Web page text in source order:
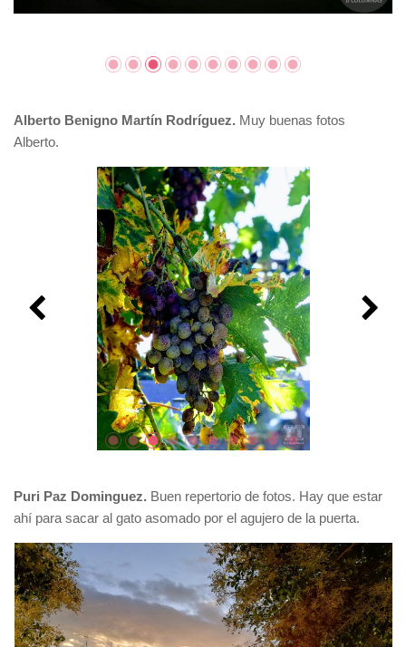
Alberto Benigno Martín Rodríguez. Muy buenas fotos
Alberto.
Puri Paz Dominguez. Buen repertorio de fotos. Hay que estar
ahí para sacar al gato asomado por el agujero de la puerta.